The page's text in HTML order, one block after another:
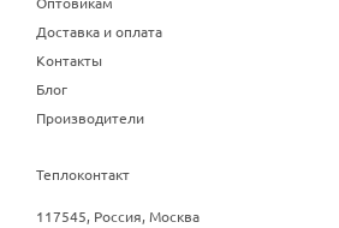
Доставка и оплата
Контакты
Блог
Производители
Теплоконтакт
117545, Россия, Москва